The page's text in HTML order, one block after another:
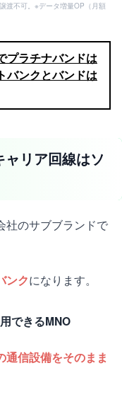
渡不可。※データ増量OP（月額
プラチナバンドは
バンクとバンドは
リア回線はソ
社のサブブランドで
ンクになります。
できるMNO
通信設備をそのまま